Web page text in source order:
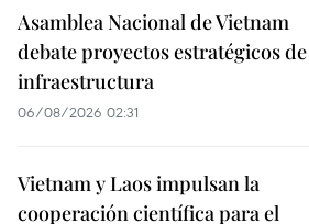
Asamblea Nacional de Vietnam
debate proyectos estratégicos de
infraestructura
06/08/2026 02:31
Vietnam y Laos impulsan la
cooperación científica para el